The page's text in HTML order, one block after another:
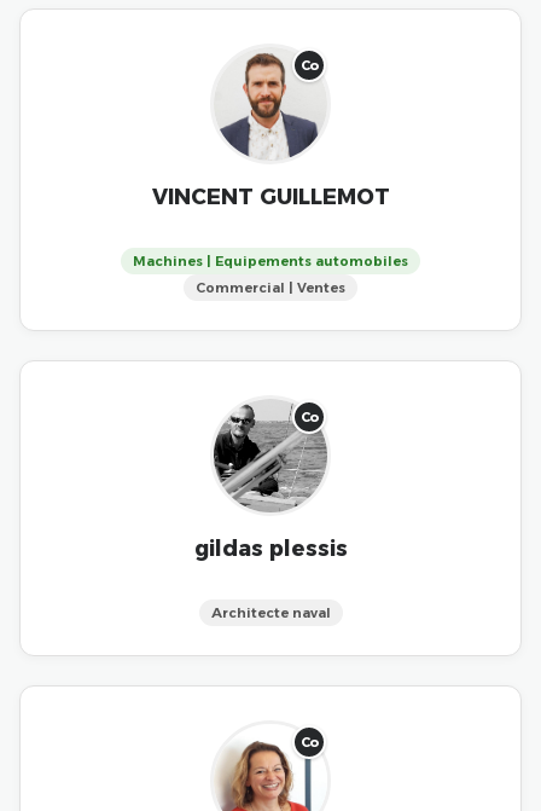
Co
VINCENT GUILLEMOT
Machines | Equipements automobiles
Commercial | Ventes
Co
gildas plessis
Architecte naval
Co